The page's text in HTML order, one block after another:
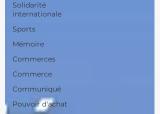
Solidarité
internationale
Sports
Mémoire
Commerces
Commerce
Communiqué
Pouvoir d'achat